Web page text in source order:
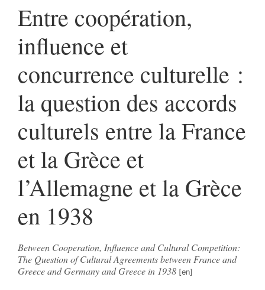
Entre coopération,
influence et
concurrence culturelle :
la question des accords
culturels entre la France
et la Grèce et
l’Allemagne et la Grèce
en 1938
Between Cooperation, Influence and Cultural Competition:
The Question of Cultural Agreements between France and
Greece and Germany and Greece in 1938